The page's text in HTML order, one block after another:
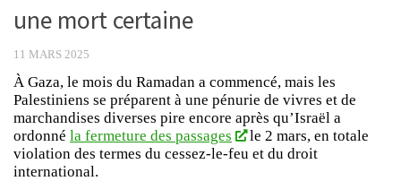
une mort certaine
11 MARS 2025
À Gaza, le mois du Ramadan a commencé, mais les
Palestiniens se préparent à une pénurie de vivres et de
marchandises diverses pire encore après qu’Israël a
ordonné la fermeture des passages
le 2 mars, en totale
violation des termes du cessez-le-feu et du droit
international.